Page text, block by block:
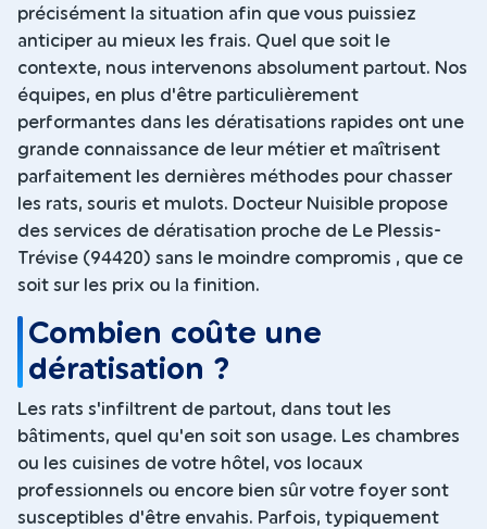
précisément la situation afin que vous puissiez
anticiper au mieux les frais. Quel que soit le
contexte, nous intervenons absolument partout. Nos
équipes, en plus d'être particulièrement
performantes dans les dératisations rapides ont une
grande connaissance de leur métier et maîtrisent
parfaitement les dernières méthodes pour chasser
les rats, souris et mulots. Docteur Nuisible propose
des services de dératisation proche de Le Plessis-
Trévise (94420) sans le moindre compromis , que ce
soit sur les prix ou la finition.
Combien coûte une
dératisation ?
Les rats s'infiltrent de partout, dans tout les
bâtiments, quel qu'en soit son usage. Les chambres
ou les cuisines de votre hôtel, vos locaux
professionnels ou encore bien sûr votre foyer sont
susceptibles d'être envahis. Parfois, typiquement